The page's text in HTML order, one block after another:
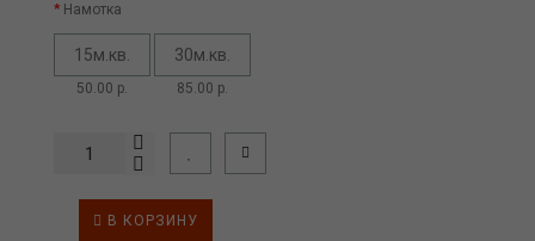
Намотка
15м.кв.
50.00 р.
30м.кв.
85.00 р.
В КОРЗИНУ